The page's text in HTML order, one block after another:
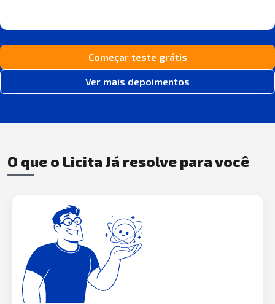
Começar teste grátis
Ver mais depoimentos
O que o Licita Já resolve para você